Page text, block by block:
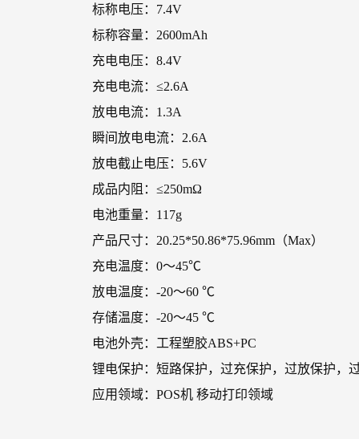
标称电压：7.4V
标称容量：2600mAh
充电电压：8.4V
充电电流：≤2.6A
放电电流：1.3A
瞬间放电电流：2.6A
放电截止电压：5.6V
成品内阻：≤250mΩ
电池重量：117g
产品尺寸：20.25*50.86*75.96mm（Max）
充电温度：0～45℃
放电温度：-20～60 ℃
存储温度：-20～45 ℃
电池外壳：工程塑胶ABS+PC
锂电保护：短路保护，过充保护，过放保护，
应用领域：POS机 移动打印领域